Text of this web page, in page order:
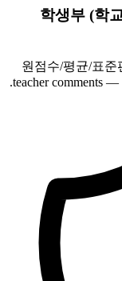
학생부 (학
원점수/평균/표준
teacher comments —